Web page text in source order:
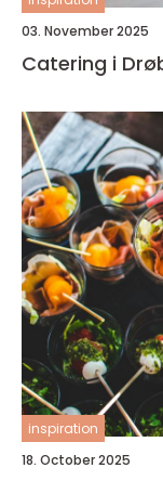
03. November 2025
Catering i
inspiration
18. October 2025